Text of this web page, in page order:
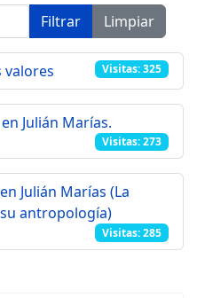
Filtrar Limpiar
valores Visitas: 325
Julián Marías.
Visitas: 273
Julián Marías (La
antropología)
Visitas: 285